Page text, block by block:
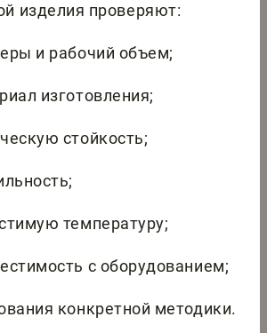
изделия проверяют:
и рабочий объем;
изготовления;
стойкость;
температуру;
с оборудованием;
конкретной методики.